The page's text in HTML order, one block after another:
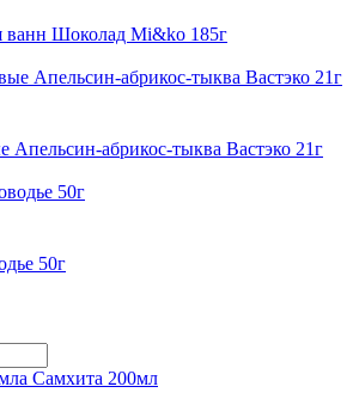
Шоколад Mi&ko 185г
Апельсин-абрикос-тыква Вастэко 21г
50г